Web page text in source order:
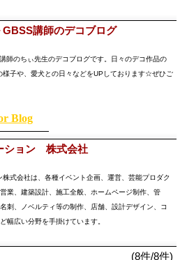
講師のデコブログ
師のちぃ先生のデコブログです。日々のデコ作品の
様子や、愛犬との日々などをUPしております☆ぜひご
Blog
ション 株式会社
株式会社は、各種イベント企画、運営、芸能プロダク
業、建築設計、施工全般、ホームページ制作、管
刺、ノベルティ等の制作、店舗、設計デザイン、コ
幅広い分野を手掛けています。
(8件/8件)